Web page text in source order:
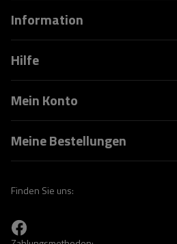
Information
Hilfe
Mein Konto
Meine Bestellungen
Finden Sie uns: